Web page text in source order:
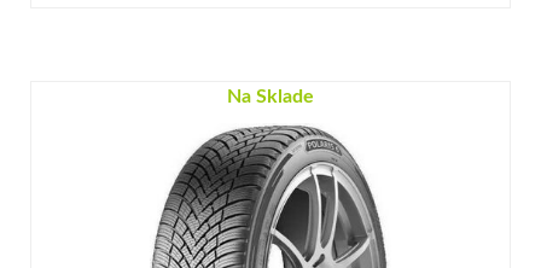
Na Sklade